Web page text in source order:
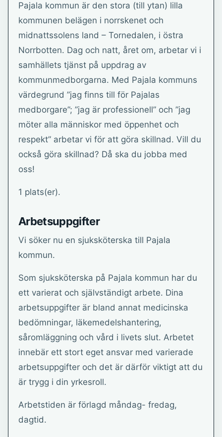
Pajala kommun är den stora (till ytan) lilla
kommunen belägen i norrskenet och
midnattssolens land – Tornedalen, i östra
Norrbotten. Dag och natt, året om, arbetar vi i
samhällets tjänst på uppdrag av
kommunmedborgarna. Med Pajala kommuns
värdegrund ”jag finns till för Pajalas
medborgare”; ”jag är professionell” och ”jag
möter alla människor med öppenhet och
respekt” arbetar vi för att göra skillnad. Vill du
också göra skillnad? Då ska du jobba med
oss!
1 plats(er).
Arbetsuppgifter
Vi söker nu en sjuksköterska till Pajala
kommun.
Som sjuksköterska på Pajala kommun har du
ett varierat och självständigt arbete. Dina
arbetsuppgifter är bland annat medicinska
bedömningar, läkemedelshantering,
såromläggning och vård i livets slut. Arbetet
innebär ett stort eget ansvar med varierade
arbetsuppgifter och det är därför viktigt att du
är trygg i din yrkesroll.
Arbetstiden är förlagd måndag- fredag,
dagtid.